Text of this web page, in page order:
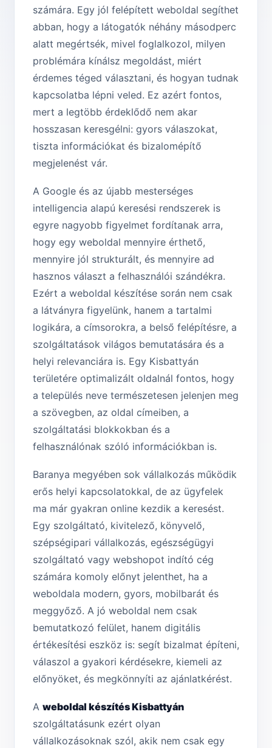
számára. Egy jól felépített weboldal segíthet
abban, hogy a látogatók néhány másodperc
alatt megértsék, mivel foglalkozol, milyen
problémára kínálsz megoldást, miért
érdemes téged választani, és hogyan tudnak
kapcsolatba lépni veled. Ez azért fontos,
mert a legtöbb érdeklődő nem akar
hosszasan keresgélni: gyors válaszokat,
tiszta információkat és bizalomépítő
megjelenést vár.
A Google és az újabb mesterséges
intelligencia alapú keresési rendszerek is
egyre nagyobb figyelmet fordítanak arra,
hogy egy weboldal mennyire érthető,
mennyire jól strukturált, és mennyire ad
hasznos választ a felhasználói szándékra.
Ezért a weboldal készítése során nem csak
a látványra figyelünk, hanem a tartalmi
logikára, a címsorokra, a belső felépítésre, a
szolgáltatások világos bemutatására és a
helyi relevanciára is. Egy Kisbattyán
területére optimalizált oldalnál fontos, hogy
a település neve természetesen jelenjen meg
a szövegben, az oldal címeiben, a
szolgáltatási blokkokban és a
felhasználónak szóló információkban is.
Baranya megyében sok vállalkozás működik
erős helyi kapcsolatokkal, de az ügyfelek
ma már gyakran online kezdik a keresést.
Egy szolgáltató, kivitelező, könyvelő,
szépségipari vállalkozás, egészségügyi
szolgáltató vagy webshopot indító cég
számára komoly előnyt jelenthet, ha a
weboldala modern, gyors, mobilbarát és
meggyőző. A jó weboldal nem csak
bemutatkozó felület, hanem digitális
értékesítési eszköz is: segít bizalmat építeni,
válaszol a gyakori kérdésekre, kiemeli az
előnyöket, és megkönnyíti az ajánlatkérést.
A weboldal készítés Kisbattyán
szolgáltatásunk ezért olyan
vállalkozásoknak szól, akik nem csak egy